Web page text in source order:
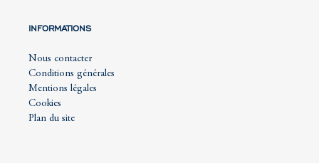
INFORMATIONS
Nous contacter
Conditions générales
Mentions légales
Cookies
Plan du site